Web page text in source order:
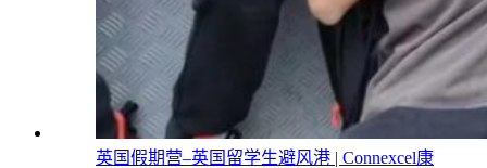
英国假期营–英国留学生避风港 | Connexcel康